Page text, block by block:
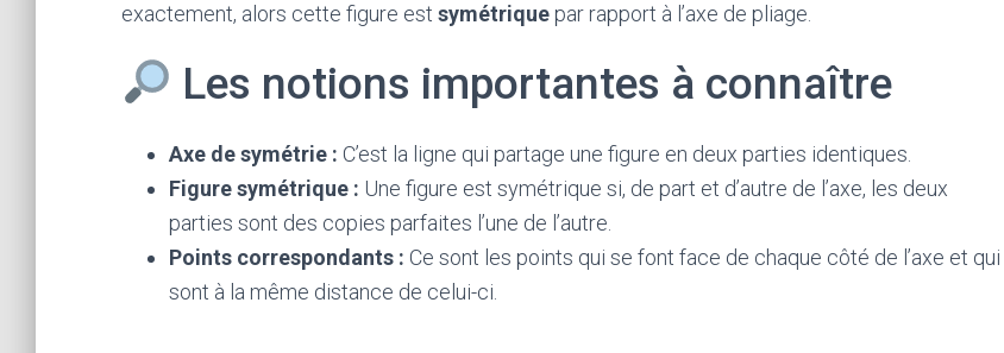
exactement, alors cette figure est symétrique par rapport à l’axe de pliage.
Les notions importantes à connaître
Axe de symétrie : C’est la ligne qui partage une figure en deux parties identiques.
Figure symétrique : Une figure est symétrique si, de part et d’autre de l’axe, les deux
parties sont des copies parfaites l’une de l’autre.
Points correspondants : Ce sont les points qui se font face de chaque côté de l’axe et qui
sont à la même distance de celui-ci.